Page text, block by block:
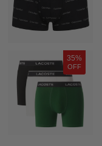
35%
OFF